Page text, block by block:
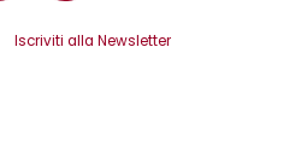
Iscriviti alla Newsletter